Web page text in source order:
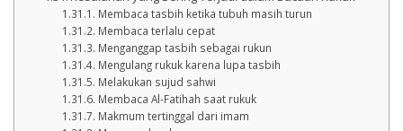
Membaca tasbih ketika tubuh masih turun
Membaca terlalu cepat
Menganggap tasbih sebagai rukun
Mengulang rukuk karena lupa tasbih
Melakukan sujud sahwi
Membaca Al-Fatihah saat rukuk
Makmum tertinggal dari imam